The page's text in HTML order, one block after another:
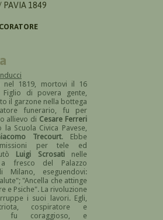
PAVIA 1849
nel 1819, mortovi il 16
Figlio di povera gente,
il garzone nella bottega
funerario, fu per
allievo di Cesare Ferreri
Scuola Civica Pavese,
Trecourt. Ebbe
per tele ed
Luigi Scrosatinelle
a fresco del Palazzo
Milano, eseguendovi:
"Ancella che attinge
e Psiche". La rivoluzione
i suoi lavori. Egli,
cospiratore e
fu coraggioso, e